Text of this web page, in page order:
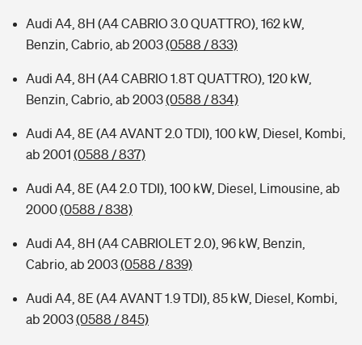
Audi A4, 8H (A4 CABRIO 3.0 QUATTRO), 162 kW,
Benzin, Cabrio, ab 2003(0588 / 833)
Audi A4, 8H (A4 CABRIO 1.8T QUATTRO), 120 kW,
Benzin, Cabrio, ab 2003(0588 / 834)
Audi A4, 8E (A4 AVANT 2.0 TDI), 100 kW, Diesel, Kombi,
ab 2001 (0588 / 837)
Audi A4, 8E (A4 2.0 TDI), 100 kW, Diesel, Limousine, ab
2000(0588 / 838)
Audi A4, 8H (A4 CABRIOLET 2.0), 96 kW, Benzin,
Cabrio, ab 2003(0588 / 839)
Audi A4, 8E (A4 AVANT 1.9 TDI), 85 kW, Diesel, Kombi,
ab 2003(0588 / 845)